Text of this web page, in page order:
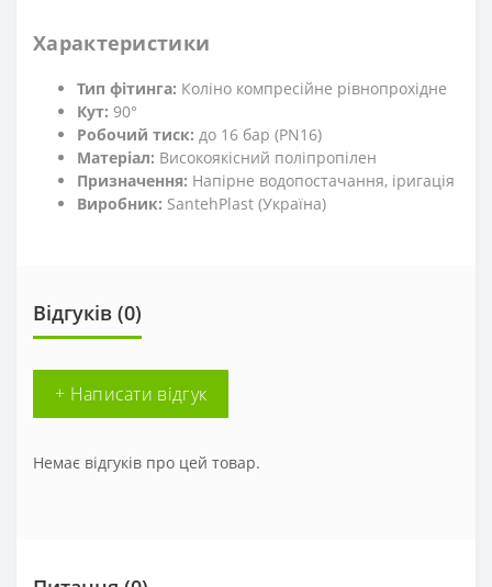
Характеристики
Тип фітинга: Коліно компресійне рівнопрохідне
Кут: 90°
Робочий тиск: до 16 бар (PN16)
Матеріал: Високоякісний поліпропілен
Призначення: Напірне водопостачання, іригація
Виробник: SantehPlast (Україна)
Відгуків (0)
+ Написати відгук
Немає відгуків про цей товар.